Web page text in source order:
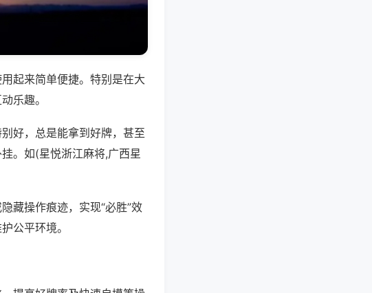
起来简单便捷。特别是在大
乐趣。
好，总是能拿到好牌，甚至
。如(星悦浙江麻将,广西星
藏操作痕迹，实现“必胜”效
公平环境。